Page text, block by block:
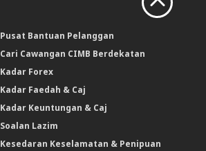
Pusat Bantuan Pelanggan
Cari Cawangan CIMB Berdekatan
Kadar Forex
Kadar Faedah & Caj
Kadar Keuntungan & Caj
Soalan Lazim
Kesedaran Keselamatan & Penipuan